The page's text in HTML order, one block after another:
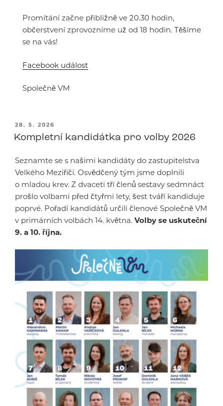
Promítání začne přibližně ve 20.30 hodin,
občerstvení zprovozníme už od 18 hodin. Těšíme
se na vás!
Facebook událost
Společně VM
PUBLIKOVÁNO
28. 5. 2026
Kompletní kandidátka pro volby 2026
Seznamte se s našimi kandidáty do zastupitelstva
Velkého Meziříčí. Osvědčený tým jsme doplnili
o mladou krev. Z dvaceti tří členů sestavy sedmnáct
prošlo volbami před čtyřmi lety, šest tváří kandiduje
poprvé. Pořadí kandidátů určili členové Společně VM
v primárních volbách 14. května. Volby se uskuteční
9. a 10. října.